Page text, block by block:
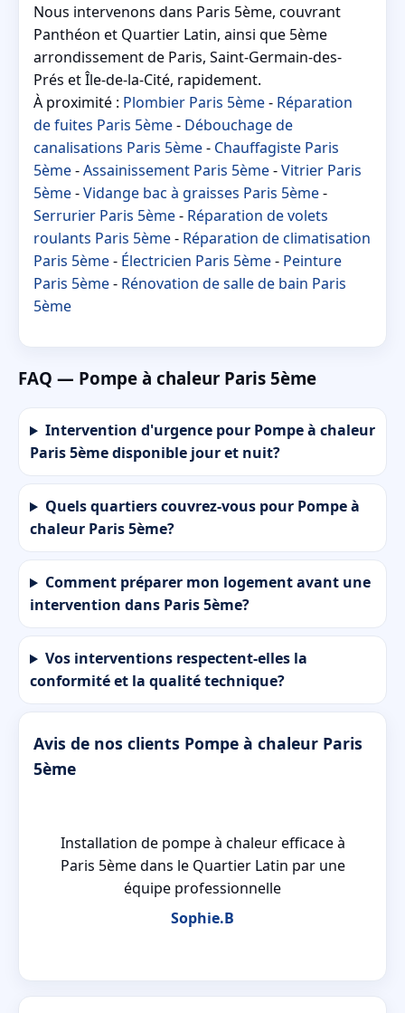
Nous intervenons dans Paris 5ème, couvrant
Panthéon et Quartier Latin, ainsi que 5ème
arrondissement de Paris, Saint-Germain-des-
Prés et Île-de-la-Cité, rapidement.
À proximité : Plombier Paris 5ème- Réparation
de fuites Paris 5ème- Débouchage de
canalisations Paris 5ème- Chauffagiste Paris
5ème-Assainissement Paris 5ème-Vitrier Paris
5ème-Vidange bac à graisses Paris 5ème-
Serrurier Paris 5ème- Réparation de volets
roulants Paris 5ème- Réparation de climatisation
Paris 5ème- Électricien Paris 5ème- Peinture
Paris 5ème- Rénovation de salle de bain Paris
5ème
FAQ — Pompe à chaleur Paris 5ème
Intervention d'urgence pour Pompe à chaleur
Paris 5ème disponible jour et nuit?
Quels quartiers couvrez-vous pour Pompe à
chaleur Paris 5ème?
Comment préparer mon logement avant une
intervention dans Paris 5ème?
Vos interventions respectent-elles la
conformité et la qualité technique?
Avis de nos clients Pompe à chaleur Paris
5ème
Installation de pompe à chaleur efficace à
Paris 5ème dans le Quartier Latin par une
équipe professionnelle
Sophie.B